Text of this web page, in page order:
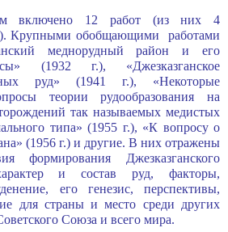
включено 12 работ (из них 4
Крупными обобщающими работами
меднорудный район и его
(1932 г.), «Джезказганское
руд» (1941 г.), «Некоторые
теории рудообразования на
так называемых медистых
типа» (1955 г.), «К вопросу о
(1956 г.) и другие. В них отражены
формирования Джезказганского
и состав руд, факторы,
его генезис, перспективы,
для страны и место среди других
Союза и всего мира.